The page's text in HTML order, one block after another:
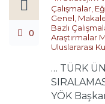
0
Çalışmalar
Genel
Bazlı
Araştırmalar
Uluslararası
… TÜRK
YÖK